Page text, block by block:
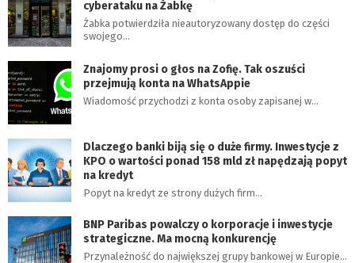
cyberataku na Żabkę
Żabka potwierdziła nieautoryzowany dostęp do części
swojego…
Znajomy prosi o głos na Zofię. Tak oszuści
przejmują konta na WhatsAppie
Wiadomość przychodzi z konta osoby zapisanej w…
Dlaczego banki biją się o duże firmy. Inwestycje z
KPO o wartości ponad 158 mld zł napędzają popyt
na kredyt
Popyt na kredyt ze strony dużych firm…
BNP Paribas powalczy o korporacje i inwestycje
strategiczne. Ma mocną konkurencję
Przynależność do największej grupy bankowej w Europie…